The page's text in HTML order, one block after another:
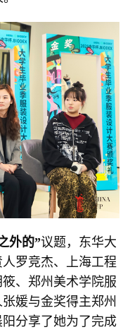
外的”议题，东华大
罗竞杰、上海工程
、郑州美术学院服
媛与金奖得主郑州
分享了她为了完成